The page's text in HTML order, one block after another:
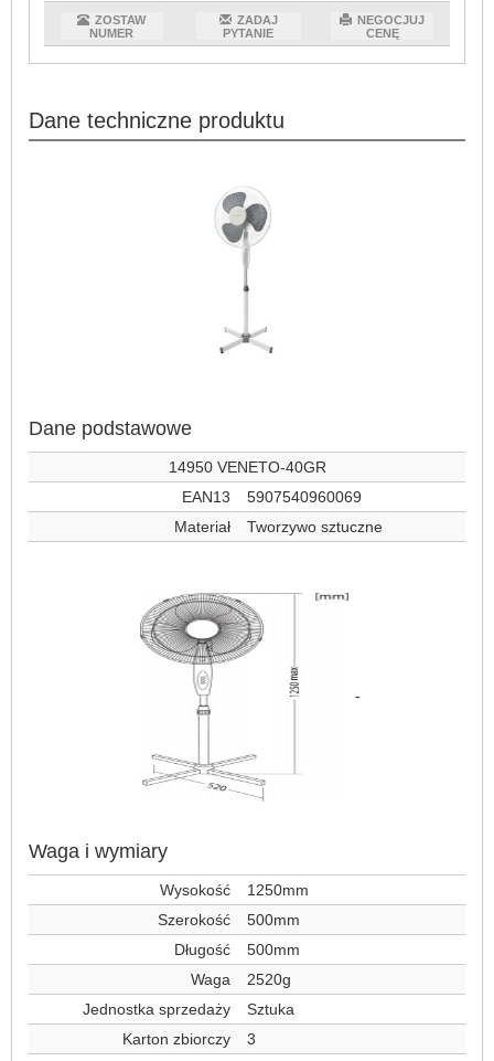
ZOSTAW
NUMER
ZADAJ
PYTANIE
NEGOCJUJ
CENĘ
Dane techniczne produktu
Dane podstawowe
14950 VENETO-40GR
EAN13
5907540960069
Materiał
Tworzywo sztuczne
-
Waga i wymiary
Wysokość
1250mm
Szerokość
500mm
Długość
500mm
Waga
2520g
Jednostka sprzedaży
Sztuka
Karton zbiorczy
3